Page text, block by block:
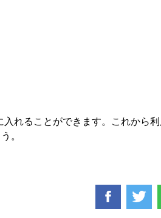
れることができます。これから
。